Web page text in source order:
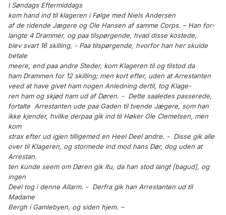
I Søndags Eftermiddags
kom hand ind til klageren i Følge med Niels Andersen
af de ridende Jægere og Ole Hansen af samme Corps. – Han for-
langte 4 Drammer, og paa tilspørgende, hvad disse kostede,
blev svart 16 skilling, - Paa tilspørgende, hvorfor han her skulde
betale
meere, end paa andre Steder, kom Klageren til og tilstod da
ham Drammen for 12 skilling; men kort efter, uden at Arrestanten
veed at have givet ham nogen Anledning dertil, tog Klage-
ren ham og skjød ham ud af Døren. - Dette saaledes passerede,
fortalte Arrestanten ude paa Gaden til tvende Jægere, som han
ikke kjender, hvilke derpaa gik ind til Høker Ole Clemetsen, men
kom
strax efter ud igjen tilligemed en Heel Deel andre. - Disse gik alle
over til Klageren, og stormede ind mod hans Dør, dog uden at
Arrestan.
ten kunde seem om Døren gik itu, da han stod langt [bagud], og
ingen
Deel tog i denne Allarm. - Derfra gik han Arrestanten ud til
Madame
Bergh i Gamlebyen, og siden hjem. –